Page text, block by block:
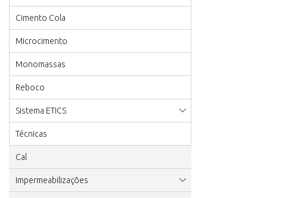
Cimento Cola
Microcimento
Monomassas
Reboco
Sistema ETICS
Técnicas
Cal
Impermeabilizações